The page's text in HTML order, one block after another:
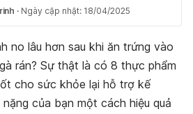
· Ngày cập nhật: 18/04/2025
no lâu hơn sau khi ăn trứng vào
rán? Sự thật là có 8 thực phẩm
cho sức khỏe lại hỗ trợ kế
của bạn một cách hiệu quả